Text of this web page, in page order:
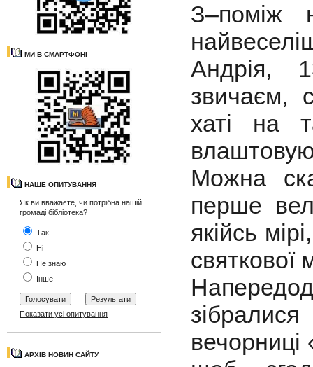
МИ В СМАРТФОНІ
НАШЕ ОПИТУВАННЯ
Як ви вважаєте, чи потрібна нашій
громаді бібліотека?
Так
Ні
Не знаю
Інше
Показати усі опитування
АРХІВ НОВИН САЙТУ
З–поміж
Андрія,
звичаєм,
хаті на
Можна
перше
якійсь
святкової